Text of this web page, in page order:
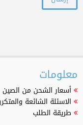
معلومات
أسعار الشحن من الصين
الاسئلة الشائعة
طريقة الطلب